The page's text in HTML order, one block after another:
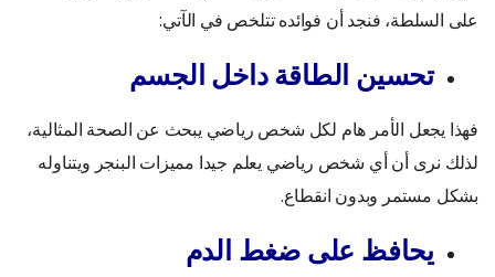
على السلطة، فنجد أن فوائده تتلخص في الآتي:
تحسين الطاقة داخل الجسم
فهذا يجعل الأمر هام لكل شخص رياضي يبحث عن الصحة المثالية،
لذلك نرى أن أي شخص رياضي يعلم جيدا مميزات البنجر ويتناوله
بشكل مستمر وبدون انقطاع.
يحافظ على ضغط الدم